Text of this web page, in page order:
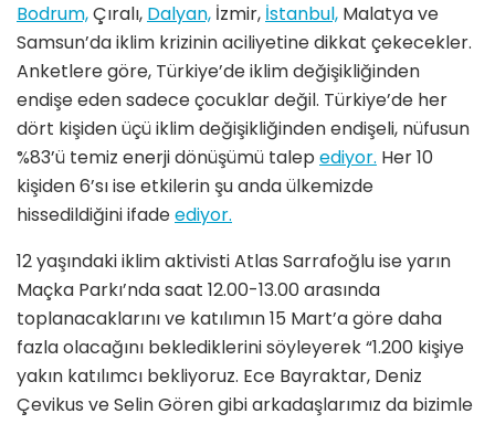
Bodrum,Çıralı, Dalyan, İzmir, İstanbul, Malatya ve
Samsun’da iklim krizinin aciliyetine dikkat çekecekler.
Anketlere göre, Türkiye’de iklim değişikliğinden
endişe eden sadece çocuklar değil. Türkiye’de her
dört kişiden üçü iklim değişikliğinden endişeli, nüfusun
%83’ü temiz enerji dönüşümü talep ediyor. Her 10
kişiden 6’sı ise etkilerin şu anda ülkemizde
hissedildiğini ifadeediyor.
12 yaşındaki iklim aktivisti Atlas Sarrafoğlu ise yarın
Maçka Parkı’nda saat 12.00-13.00 arasında
toplanacaklarını ve katılımın 15 Mart’a göre daha
fazla olacağını beklediklerini söyleyerek “1.200 kişiye
yakın katılımcı bekliyoruz. Ece Bayraktar, Deniz
Çevikus ve Selin Gören gibi arkadaşlarımız da bizimle